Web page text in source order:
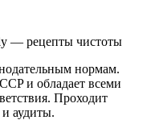
нормам.
и обладает всеми
Проходит
аудиты.